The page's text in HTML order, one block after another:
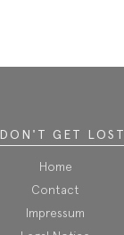
DON'T GET LOST
Home
Contact
Impressum